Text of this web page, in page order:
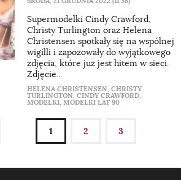
Supermodelki Cindy Crawford,
Christy Turlington oraz Helena
Christensen spotkały się na wspólnej
wigilli i zapozowały do wyjątkowego
zdjęcia, które już jest hitem w sieci.
Zdjęcie...
HELENA CHRISTENSEN, CHRISTY
TURLINGTON, CINDY CRAWFORD,
MODELKI, MODELKI LAT 90
1 2 3